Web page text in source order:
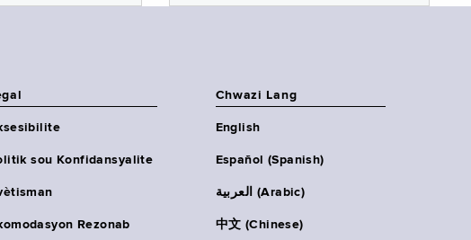
sou Konfidansyalite
Rezonab
Chwazi Lang
English
Español (Spanish)
العربية (Arabic)
中文 (Chinese)